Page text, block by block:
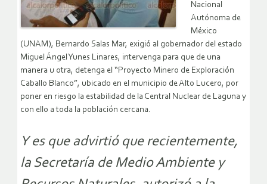
Nacional
Autónoma de
México
(UNAM), Bernardo Salas Mar, exigió al gobernador del estado
Miguel Ángel Yunes Linares, intervenga para que de una
manera u otra, detenga el “Proyecto Minero de Exploración
Caballo Blanco”, ubicado en el municipio de Alto Lucero, por
poner en riesgo la estabilidad de la Central Nuclear de Laguna y
con ello a toda la población cercana.
Y es que advirtió que recientemente,
la Secretaría de Medio Ambiente y